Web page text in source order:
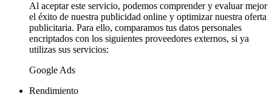
Al aceptar este servicio, podemos comprender y evaluar mejor
el éxito de nuestra publicidad online y optimizar nuestra oferta
publicitaria. Para ello, comparamos tus datos personales
encriptados con los siguientes proveedores externos, si ya
utilizas sus servicios:
Google Ads
Rendimiento